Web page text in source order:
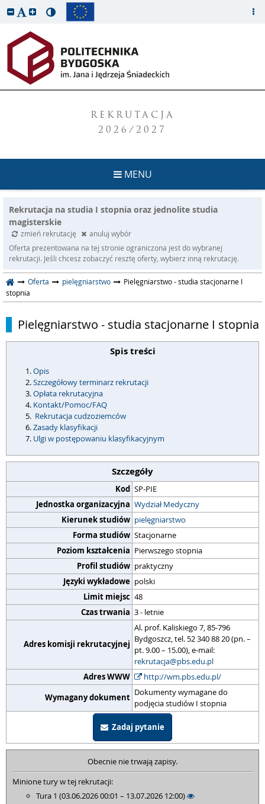
REKRUTACJA
2026/2027
MENU
Rekrutacja na studia I stopnia oraz jednolite studia
magisterskie
zmień rekrutację
anuluj wybór
Oferta prezentowana na tej stronie ograniczona jest do wybranej
rekrutacji. Jeśli chcesz zobaczyć resztę oferty, wybierz inną rekrutację.
Oferta pielęgniarstwo
Pielęgniarstwo - studia stacjonarne I
stopnia
Pielęgniarstwo - studia stacjonarne I stopnia
Spis treści
Opis
Szczegółowy terminarz rekrutacji
Opłata rekrutacyjna
Kontakt/Pomoc/FAQ
Rekrutacja cudzoziemców
Zasady klasyfikacji
Ulgi w postępowaniu klasyfikacyjnym
Szczegóły
Kod SP-PIE
Jednostka organizacyjna Wydział Medyczny
Kierunek studiów pielęgniarstwo
Forma studiów Stacjonarne
Poziom kształcenia Pierwszego stopnia
Profil studiów praktyczny
Języki wykładowe polski
Limit miejsc 48
Czas trwania 3 - letnie
Adres komisji rekrutacyjnej
Al. prof. Kaliskiego 7, 85-796
Bydgoszcz, tel. 52 340 88 20 (pn. –
pt. 9.00 – 15.00), e-mail:
rekrutacja@pbs.edu.pl
Adres WWW
http://wm.pbs.edu.pl/
Wymagany dokument Dokumenty wymagane do
podjęcia studiów I stopnia
Zadaj pytanie
Obecnie nie trwają zapisy.
Minione tury w tej rekrutacji:
Tura 1 (03.06.2026 00:01 – 13.07.2026 12:00)